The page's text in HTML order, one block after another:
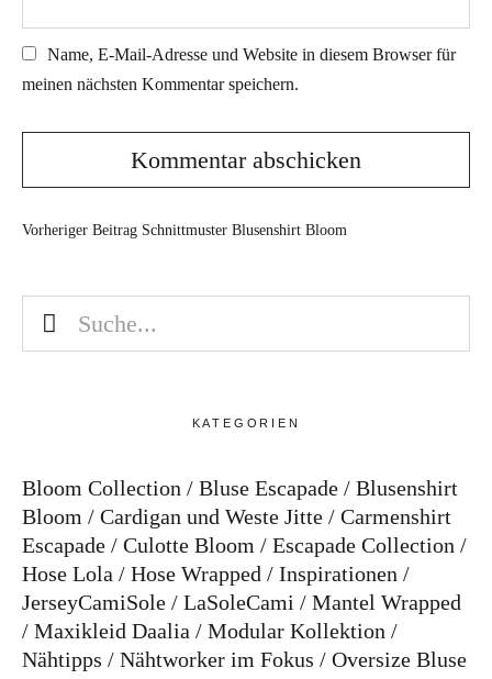
Name, E-Mail-Adresse und Website in diesem Browser für
meinen nächsten Kommentar speichern.
Vorheriger Beitrag Schnittmuster Blusenshirt Bloom
KATEGORIEN
Bloom Collection Bluse Escapade
Blusenshirt
Bloom
Cardigan und Weste Jitte
Carmenshirt
Escapade
Culotte Bloom
Escapade Collection
Hose Lola
Hose Wrapped
Inspirationen
JerseyCamiSole
LaSoleCami
Mantel Wrapped
Maxikleid Daalia
Modular Kollektion
Nähtipps
Nähtworker im Fokus
Oversize Bluse